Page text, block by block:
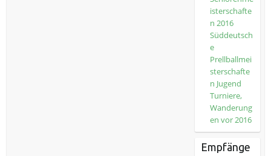
isterschafte
n 2016
Süddeutsch
e
Prellballmei
sterschafte
n Jugend
Turniere,
Wanderung
en vor 2016
Empfänge